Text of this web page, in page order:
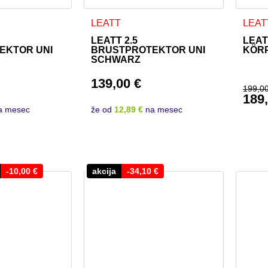
UNI
mesec
LEATT
LEATT 2.5
BRUSTPROTEKTOR UNI
SCHWARZ
139,00 €
že od 12,89 €na mesec
-10,00€ akcija -34,10 €